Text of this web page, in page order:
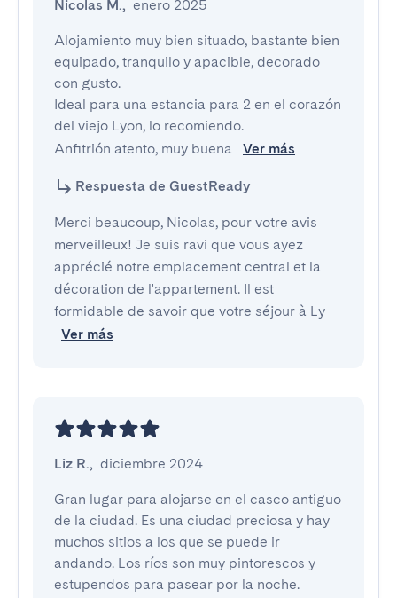
Nicolas M., enero 2025
Alojamiento muy bien situado, bastante bien
equipado, tranquilo y apacible, decorado
con gusto.
Ideal para una estancia para 2 en el corazón
del viejo Lyon, lo recomiendo.
Anfitrión atento, muy buena
Ver más
Respuesta de GuestReady
Merci beaucoup, Nicolas, pour votre avis
merveilleux! Je suis ravi que vous ayez
apprécié notre emplacement central et la
décoration de l'appartement. Il est
formidable de savoir que votre séjour à Ly
Ver más
Liz R., diciembre 2024
Gran lugar para alojarse en el casco antiguo
de la ciudad. Es una ciudad preciosa y hay
muchos sitios a los que se puede ir
andando. Los ríos son muy pintorescos y
estupendos para pasear por la noche.